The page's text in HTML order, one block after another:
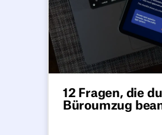
12 Fragen, die
Büroumzug